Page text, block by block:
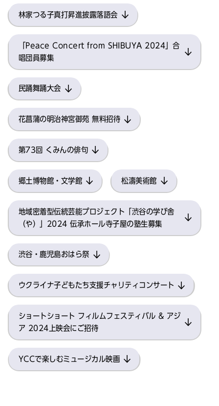
林家つる子真打昇進披露落語会
「Peace Concert from SHIBUYA 2024」合
唱団員募集
民踊舞踊大会
花菖蒲の明治神宮御苑 無料招待
第73回 くみんの俳句
郷土博物館・文学館 松濤美術館
地域密着型伝統芸能プロジェクト「渋谷の学び舎
（や）」2024 伝承ホール寺子屋の塾生募集
渋谷・鹿児島おはら祭
ウクライナ子どもたち支援チャリティコンサート
ショートショート フィルムフェスティバル & アジ
ア 2024上映会にご招待
YCCで楽しむミュージカル映画